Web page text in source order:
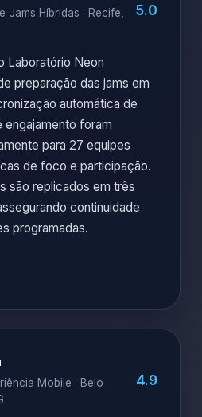
Jams Híbridas · Recife,
5.0
Laboratório Neon
preparação das jams em
automática de
engajamento foram
para 27 equipes
de foco e participação.
são replicados em três
continuidade
programadas.
Mobile · Belo
4.9